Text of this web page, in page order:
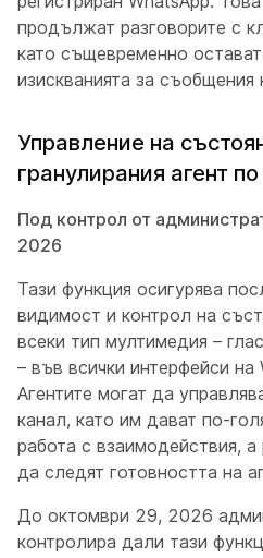
продължат разговорите с
като същевременно
изискванията за съобщения
Управление на
гранулирания агент
Под контрол от
2026
Тази функция осигурява
видимост и контрол на
всеки тип мултимедия –
– във всички интерфейси
Агентите могат да
канал, като им дават по-
работа с взаимодействия,
да следят готовността на
До октомври 29, 2026
контролира дали тази